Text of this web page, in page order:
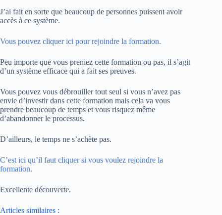
J’ai fait en sorte que beaucoup de personnes puissent avoir
accès à ce système.
Vous pouvez cliquer ici pour rejoindre la formation.
Peu importe que vous preniez cette formation ou pas, il s’agit
d’un système efficace qui a fait ses preuves.
Vous pouvez vous débrouiller tout seul si vous n’avez pas
envie d’investir dans cette formation mais cela va vous
prendre beaucoup de temps et vous risquez même
d’abandonner le processus.
D’ailleurs, le temps ne s’achète pas.
C’est ici qu’il faut cliquer si vous voulez rejoindre la
formation.
Excellente découverte.
Articles similaires :